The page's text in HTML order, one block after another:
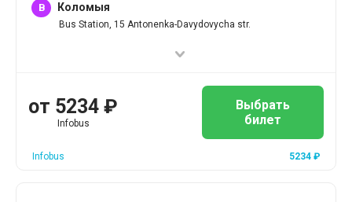
B Коломыя
Bus Station, 15 Antonenka-Davydovycha str.
от 5234 ₽
Infobus
Выбрать
билет
Infobus 5234 ₽